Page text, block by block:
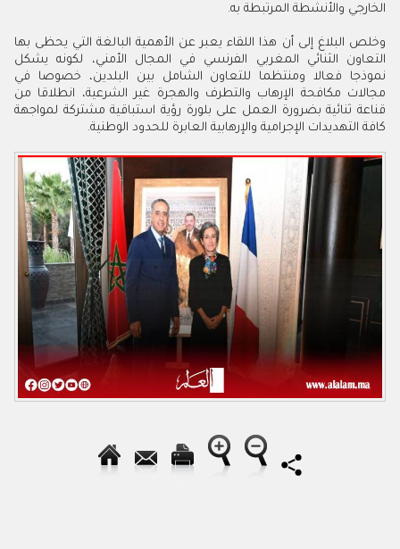
الخارجي والأنشطة المرتبطة به.
وخلص البلاغ إلى أن هذا اللقاء يعبر عن الأهمية البالغة التي يحظى بها
التعاون الثنائي المغربي الفرنسي في المجال الأمني، لكونه يشكل
نموذجا فعالا ومنتظما للتعاون الشامل بين البلدين، خصوصا في
مجالات مكافحة الإرهاب والتطرف والهجرة غير الشرعية، انطلاقا من
قناعة ثنائية بضرورة العمل على بلورة رؤية استباقية مشتركة لمواجهة
كافة التهديدات الإجرامية والإرهابية العابرة للحدود الوطنية.